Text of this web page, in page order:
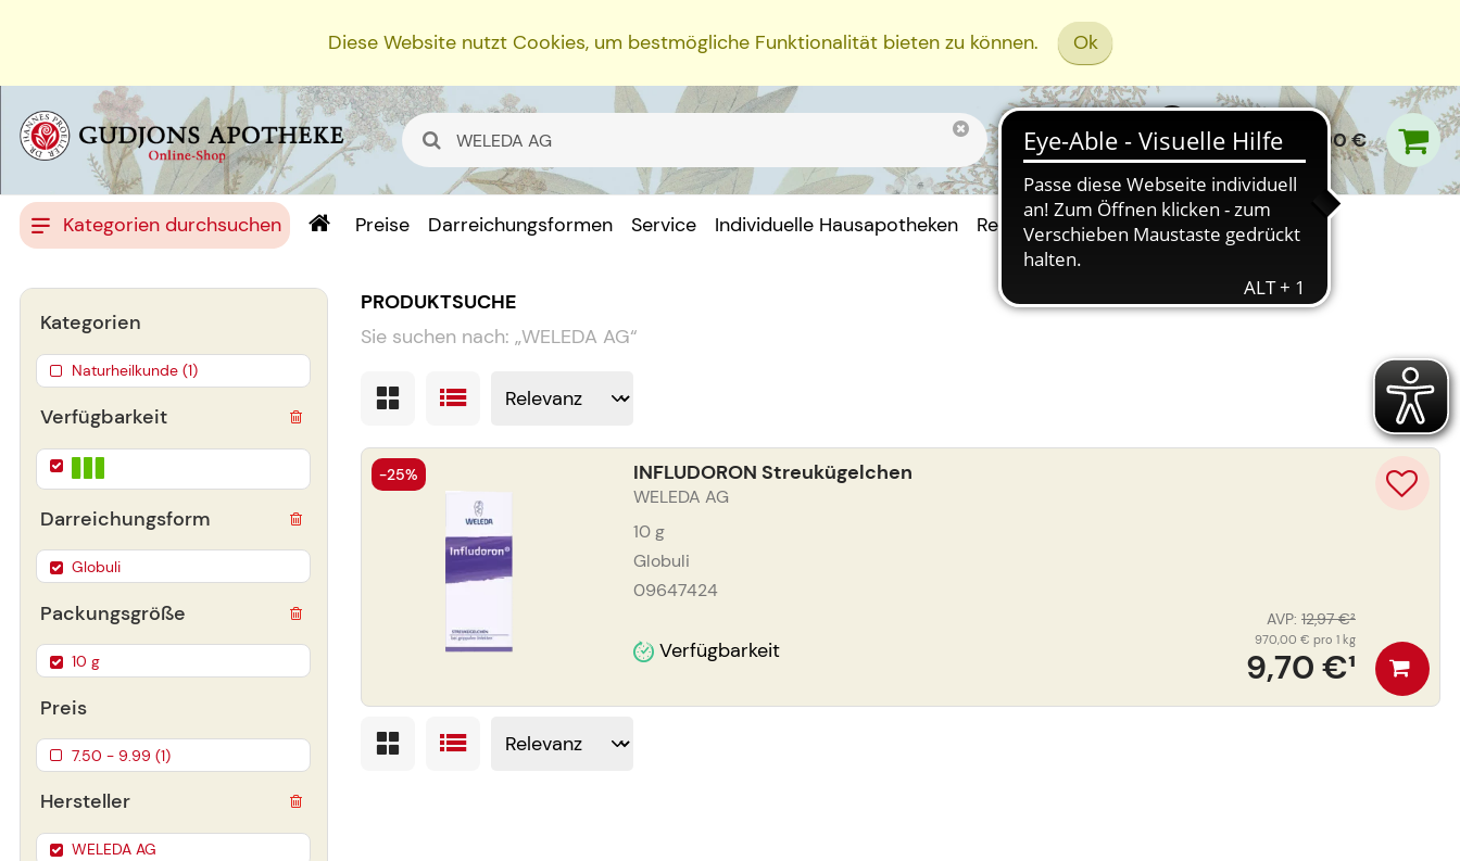
Diese Website nutzt Cookies, um bestmögliche Funktionalität bieten zu können. Ok
0,00 €
Kategorien durchsuchen Preise Darreichungsformen Service Individuelle Hausapotheken Rezept Einreichen
PRODUKTSUCHE
Sie suchen nach: „WELEDA AG“
INFLUDORON Streukügelchen
WELEDA AG
10g
Globuli
09647424
Verfügbarkeit 9,70 €¹
AVP: 12,97 €²
970,00 € pro 1 kg
-25%
Verfügbarkeit
Darreichungsform
Globuli
Packungsgröße
10 g
Preis
7.50 - 9.99 (1)
Hersteller
WELEDA AG
Kategorien
Naturheilkunde (1)